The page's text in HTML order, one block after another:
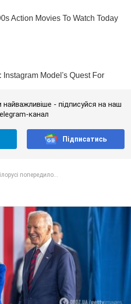
- підписуйся на наш
канал
Підписатись
попередило...